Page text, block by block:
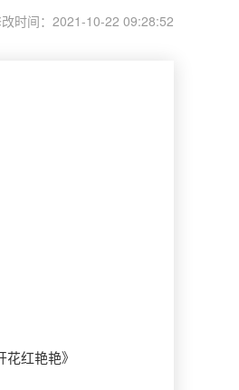
时间：2021-10-22 09:28:52
红艳艳》